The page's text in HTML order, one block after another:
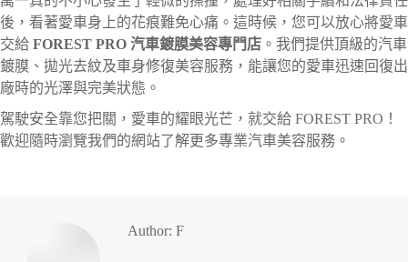
後，看著愛車身上的花痕難免心痛。這時候，您可以放心將愛車
交給 FOREST PRO 汽車鍍膜美容專門店 。我們提供頂級的汽車
鍍膜、拋光去紋及車身修復美容服務，能讓您的愛車迅速回復出
廠時的光澤與完美狀態。
駕駛安全靠您把關，愛車的耀眼光芒，就交給 FOREST PRO！
歡迎隨時瀏覽我們的網站了解更多專業汽車美容服務。
Author: F